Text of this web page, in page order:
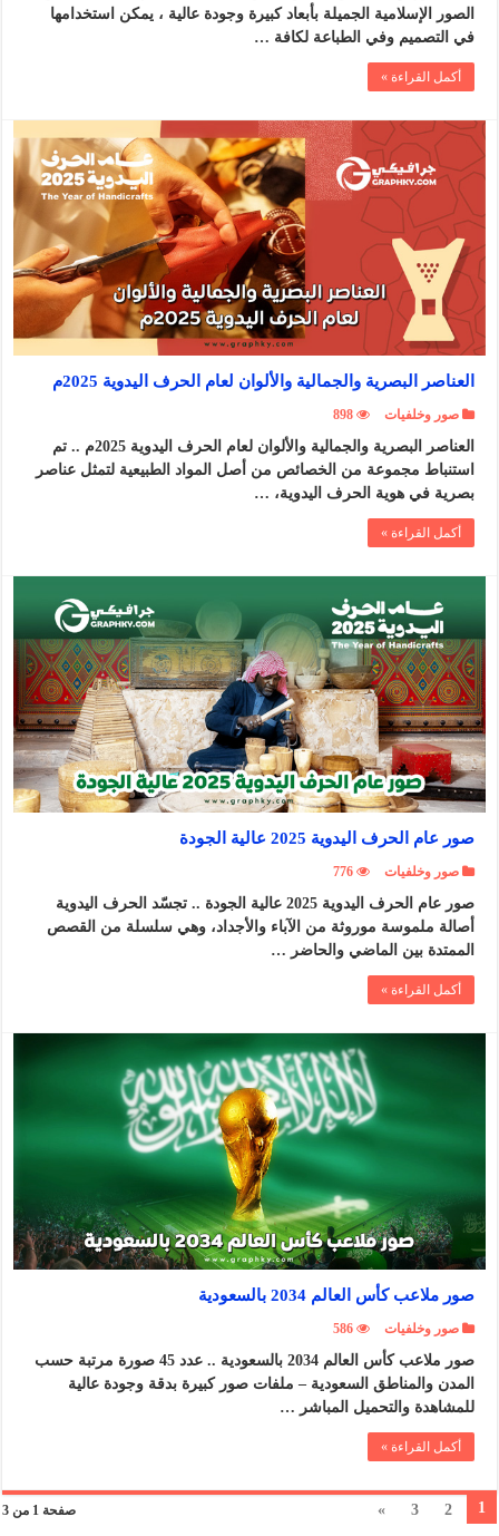
الصور الإسلامية الجميلة بأبعاد كبيرة وجودة عالية ، يمكن استخدامها
في التصميم وفي الطباعة لكافة …
أكمل القراءة »
العناصر البصرية والجمالية والألوان لعام الحرف اليدوية 2025م
صور وخلفيات 898
العناصر البصرية والجمالية والألوان لعام الحرف اليدوية 2025م .. تم
استنباط مجموعة من الخصائص من أصل المواد الطبيعية لتمثل عناصر
بصرية في هوية الحرف اليدوية، …
أكمل القراءة »
صور عام الحرف اليدوية 2025 عالية الجودة
صور وخلفيات 776
صور عام الحرف اليدوية 2025 عالية الجودة .. تجسّد الحرف اليدوية
أصالة ملموسة موروثة من الآباء والأجداد، وهي سلسلة من القصص
الممتدة بين الماضي والحاضر …
أكمل القراءة »
صور ملاعب كأس العالم 2034 بالسعودية
صور وخلفيات 586
صور ملاعب كأس العالم 2034 بالسعودية .. عدد 45 صورة مرتبة حسب
المدن والمناطق السعودية – ملفات صور كبيرة بدقة وجودة عالية
للمشاهدة والتحميل المباشر …
أكمل القراءة »
صفحة 1 من 3 1
2
3
»